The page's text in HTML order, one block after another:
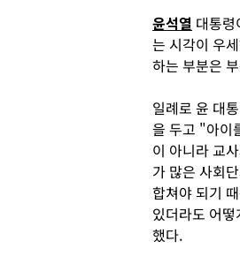
윤석열 대통
는 시각이 우
하는 부분은
일례로 윤 대
을 두고 "아이
이 아니라 교
가 많은 사회
합쳐야 되기
있더라도 어
했다.